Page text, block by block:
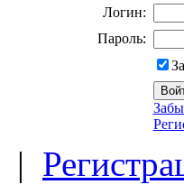
Логин:
Пароль:
|